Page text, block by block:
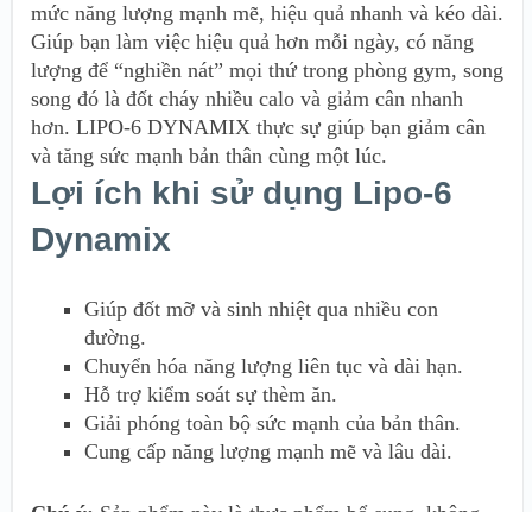
mức năng lượng mạnh mẽ, hiệu quả nhanh và kéo dài.
Giúp bạn làm việc hiệu quả hơn mỗi ngày, có năng
lượng để “nghiền nát” mọi thứ trong phòng gym, song
song đó là đốt cháy nhiều calo và giảm cân nhanh
hơn. LIPO-6 DYNAMIX thực sự giúp bạn giảm cân
và tăng sức mạnh bản thân cùng một lúc.
Lợi ích khi sử dụng Lipo-6
Dynamix
Giúp đốt mỡ và sinh nhiệt qua nhiều con
đường.
Chuyển hóa năng lượng liên tục và dài hạn.
Hỗ trợ kiểm soát sự thèm ăn.
Giải phóng toàn bộ sức mạnh của bản thân.
Cung cấp năng lượng mạnh mẽ và lâu dài.